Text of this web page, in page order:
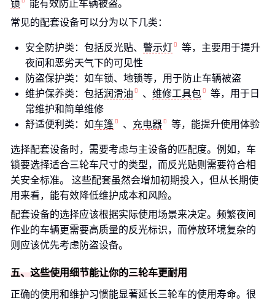
锁
能有效防止车辆被盗。
常见的配套设备可以分为以下几类：
安全防护类：包括反光贴、 警示灯
等，主要用于提升
夜间和恶劣天气下的可见性
防盗保护类：如车锁、地锁等，用于防止车辆被盗
维护保养类：包括润滑油 、 维修工具包
等，用于日
常维护和简单维修
舒适便利类：如车篷 、 充电器 等，能提升使用体验
选择配套设备时，需要考虑与主设备的匹配度。例如，车
锁要选择适合三轮车尺寸的类型，而反光贴则需要符合相
关安全标准。 这些配套虽然会增加初期投入，但从长期使
用来看，能有效降低维护成本和风险。
配套设备的选择应该根据实际使用场景来决定。频繁夜间
作业的车辆更需要高质量的反光标识，而停放环境复杂的
则应该优先考虑防盗设备。
五、这些使用细节能让你的三轮车更耐用
正确的使用和维护习惯能显著延长三轮车的使用寿命。很